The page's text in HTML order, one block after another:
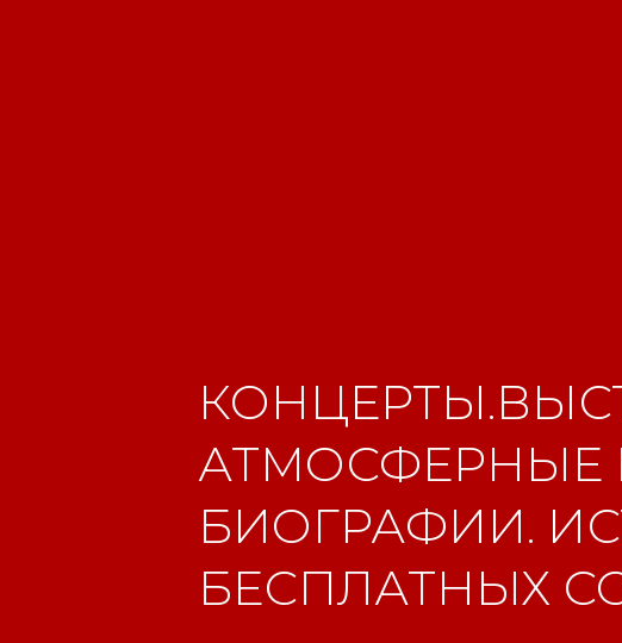
АТМОСФЕРНЫЕ
БИОГРАФИИ.
БЕСПЛАТНЫХ